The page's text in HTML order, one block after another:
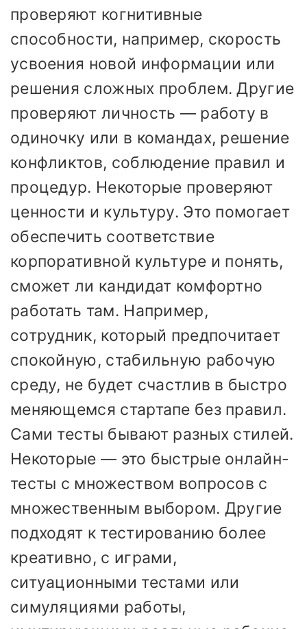
проверяют когнитивные
способности, например, скорость
усвоения новой информации или
решения сложных проблем. Другие
проверяют личность — работу в
одиночку или в командах, решение
конфликтов, соблюдение правил и
процедур. Некоторые проверяют
ценности и культуру. Это помогает
обеспечить соответствие
корпоративной культуре и понять,
сможет ли кандидат комфортно
работать там. Например,
сотрудник, который предпочитает
спокойную, стабильную рабочую
среду, не будет счастлив в быстро
меняющемся стартапе без правил.
Сами тесты бывают разных стилей.
Некоторые — это быстрые онлайн-
тесты с множеством вопросов с
множественным выбором. Другие
подходят к тестированию более
креативно, с играми,
ситуационными тестами или
симуляциями работы,